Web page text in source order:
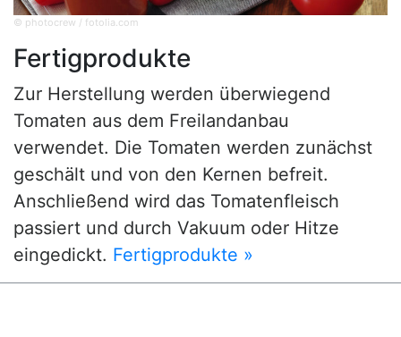
© photocrew / fotolia.com
Fertigprodukte
Zur Herstellung werden überwiegend
Tomaten aus dem Freilandanbau
verwendet. Die Tomaten werden zunächst
geschält und von den Kernen befreit.
Anschließend wird das Tomatenfleisch
passiert und durch Vakuum oder Hitze
eingedickt. Fertigprodukte »